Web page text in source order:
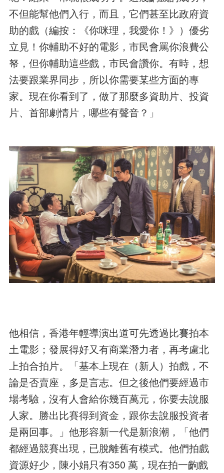
不但能幫他們入行，而且，它們甚至比政府資
助的戲（編按：《你咪理，我愛你！》）優劣
立見！你輔助不好的電影，市民會罵你浪費公
帑，但你輔助這些戲，市民會讚你。有時，想
法要跟業界同步，所以你需要某些方面的專
家。現在你看到了，做了那麼多資助片、投資
片、首部劇情片，哪些有聲音？」
他相信，香港年輕導演出道可先透過比賽拍本
土電影；發展得好又有商業潛力者，再考慮北
上拍合拍片。「基本上現在（新人）拍戲，不
論是否賣座，多是言志。但之後他們要經過市
場考驗，沒有人會給你幾百萬元，你要去說服
人家。勝出比賽得到資金，跟你去說服投資者
是兩回事。」他形容新一代是新浪潮，「他們
都經過競賽出現，已脫離舊有模式。他們拍戲
資源好少，陳小娟只有350 萬，現在拍一齣戲